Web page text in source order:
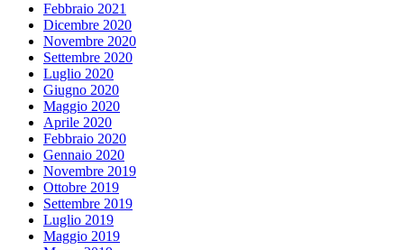
Febbraio 2021
Dicembre 2020
Novembre 2020
Settembre 2020
Luglio 2020
Giugno 2020
Maggio 2020
Aprile 2020
Febbraio 2020
Gennaio 2020
Novembre 2019
Ottobre 2019
Settembre 2019
Luglio 2019
Maggio 2019